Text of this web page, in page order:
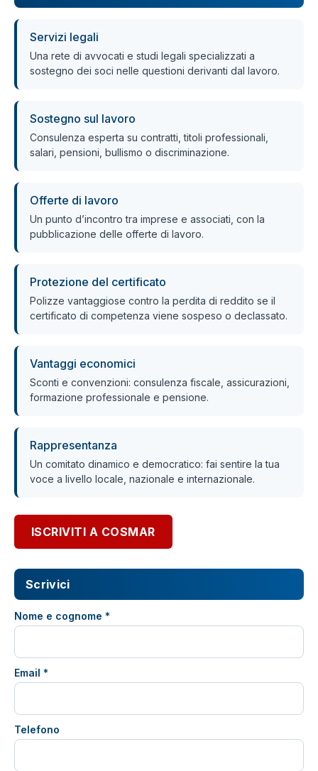
Servizi legali
Una rete di avvocati e studi legali specializzati a
sostegno dei soci nelle questioni derivanti dal lavoro.
Sostegno sul lavoro
Consulenza esperta su contratti, titoli professionali,
salari, pensioni, bullismo o discriminazione.
Offerte di lavoro
Un punto d’incontro tra imprese e associati, con la
pubblicazione delle offerte di lavoro.
Protezione del certificato
Polizze vantaggiose contro la perdita di reddito se il
certificato di competenza viene sospeso o declassato.
Vantaggi economici
Sconti e convenzioni: consulenza fiscale, assicurazioni,
formazione professionale e pensione.
Rappresentanza
Un comitato dinamico e democratico: fai sentire la tua
voce a livello locale, nazionale e internazionale.
ISCRIVITI A COSMAR
Scrivici
Nome e cognome *
Email *
Telefono